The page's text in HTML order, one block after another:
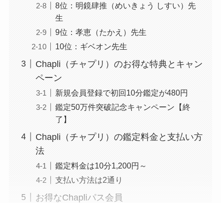
8位：明鏡肆推（めいきょう しすい）先
生
9位：孝恵（たかえ）先生
10位：ギベオン先生
Chapli（チャプリ）のお得な特典とキャン
ペーン
新規会員登録で初回10分鑑定が480円
鑑定50万件突破記念キャンペーン【終
了】
Chapli（チャプリ）の鑑定料金と支払い方
法
鑑定料金は10分1,200円～
支払い方法は2通り
お得なChapliパス会員